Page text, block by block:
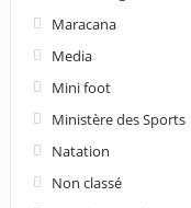
Maracana
Media
Mini foot
Ministère des Sports
Natation
Non classé